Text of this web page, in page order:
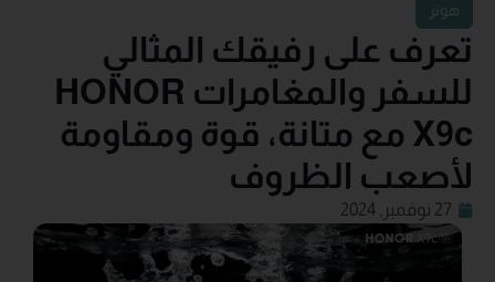
هونر
تعرف على رفيقك المثالي
للسفر والمغامرات HONOR
X9c مع متانة، قوة ومقاومة
لأصعب الظروف
27 نوفمبر, 2024